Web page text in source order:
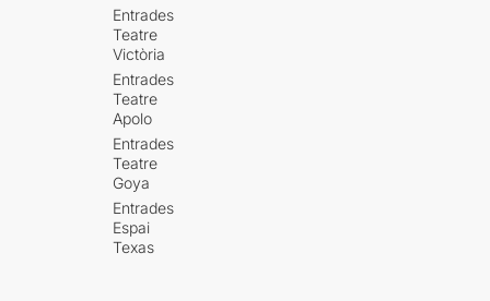
Entrades
Teatre
Victòria
Entrades
Teatre
Apolo
Entrades
Teatre
Goya
Entrades
Espai
Texas